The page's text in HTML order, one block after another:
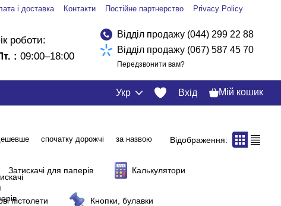
і доставка Контакти Постійне партнерство Privacy Policy
роботи:
: 09:00–18:00
Відділ продажу (044) 299 22 88
Відділ продажу (067) 587 45 70
Передзвонити вам?
Укр Вхід Мій кошик
спочатку дорожчі за назвою Відображення:
Затискачі для паперів Калькулятори
пістолети Кнопки, булавки